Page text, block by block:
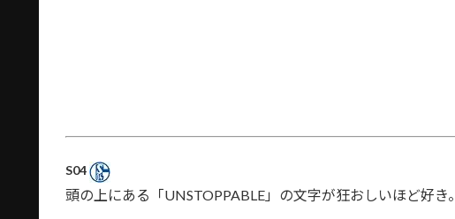
S04
頭の上にある「UNSTOPPABLE」の文字が狂おしいほど好き。